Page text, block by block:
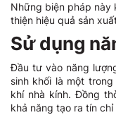
Những biện pháp này
thiện hiệu quả sản
Sử dụng
Đầu tư vào năng
sinh khối là một
khí nhà kính. Đồng
khả năng tạo ra tín